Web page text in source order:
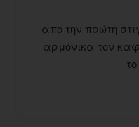
απο την πρώτη
αρμόνικα τον